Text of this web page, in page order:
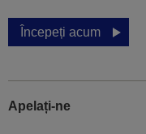
Începeți acum
Apelați-ne